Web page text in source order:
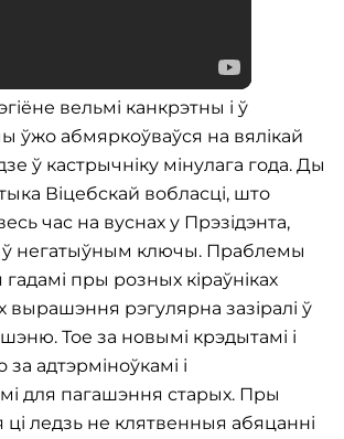
вельмі канкрэтны і ў
ўжо абмяркоўваўся на вялікай
ў кастрычніку мінулага года. Ды
Віцебскай вобласці, што
час на вуснах у Прэзідэнта,
негатыўным ключы. Праблемы
пры розных кіраўніках
вырашэння рэгулярна зазіралі ў
Тое за новымі крэдытамі і
адтэрміноўкамі і
для пагашэння старых. Пры
ці ледзь не клятвенныя абяцанні